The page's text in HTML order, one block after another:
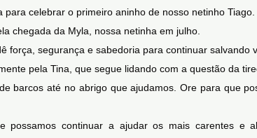
celebrar o primeiro aninho de nosso netinho Tiago.
chegada da Myla, nossa netinha em julho.
força, segurança e sabedoria para continuar salvando
pela Tina, que segue lidando com a questão da
barcos até no abrigo que ajudamos. Ore para que
possamos continuar a ajudar os mais carentes e